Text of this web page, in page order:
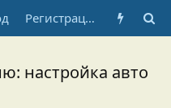
Регистрация
настройка авто